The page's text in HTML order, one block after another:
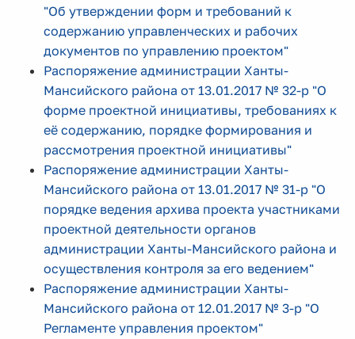
"Об утверждении форм и требований к
содержанию управленческих и рабочих
документов по управлению проектом"
Распоряжение администрации Ханты-
Мансийского района от 13.01.2017 № 32-р "О
форме проектной инициативы, требованиях к
её содержанию, порядке формирования и
рассмотрения проектной инициативы"
Распоряжение администрации Ханты-
Мансийского района от 13.01.2017 № 31-р "О
порядке ведения архива проекта участниками
проектной деятельности органов
администрации Ханты-Мансийского района и
осуществления контроля за его ведением"
Распоряжение администрации Ханты-
Мансийского района от 12.01.2017 № 3-р "О
Регламенте управления проектом"